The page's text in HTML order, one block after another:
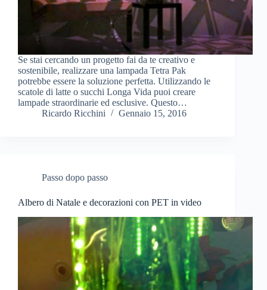
Se stai cercando un progetto fai da te creativo e
sostenibile, realizzare una lampada Tetra Pak
potrebbe essere la soluzione perfetta. Utilizzando le
scatole di latte o succhi Longa Vida puoi creare
lampade straordinarie ed esclusive. Questo…
Ricardo Ricchini
Gennaio 15, 2016
Passo dopo passo
Albero di Natale e decorazioni con PET in video